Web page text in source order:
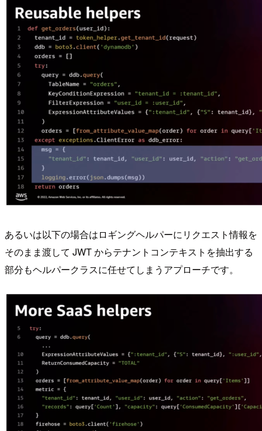
あるいは以下の場合はロギングヘルパーにリクエスト情報を
そのまま渡して JWT からテナントコンテキストを抽出する
部分もヘルパークラスに任せてしまうアプローチです。